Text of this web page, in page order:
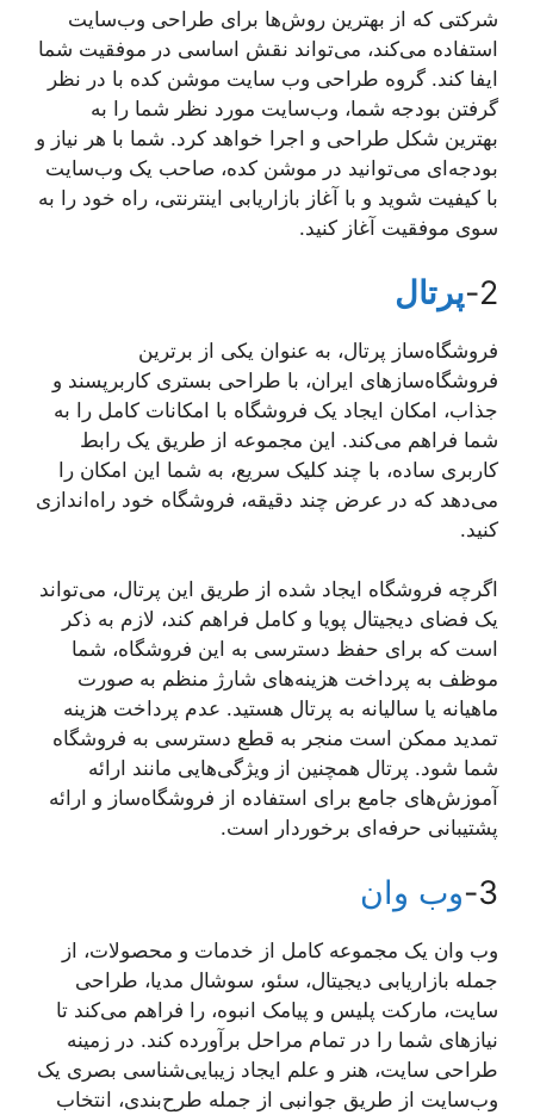
شرکتی که از بهترین روش‌ها برای طراحی وب‌سایت
استفاده می‌کند، می‌تواند نقش اساسی در موفقیت شما
ایفا کند. گروه طراحی وب سایت موشن کده با در نظر
گرفتن بودجه شما، وب‌سایت مورد نظر شما را به
بهترین شکل طراحی و اجرا خواهد کرد. شما با هر نیاز و
بودجه‌ای می‌توانید در موشن کده، صاحب یک وب‌سایت
با کیفیت شوید و با آغاز بازاریابی اینترنتی، راه خود را به
سوی موفقیت آغاز کنید.
2- پرتال
فروشگاه‌ساز پرتال، به عنوان یکی از برترین
فروشگاه‌سازهای ایران، با طراحی بستری کاربرپسند و
جذاب، امکان ایجاد یک فروشگاه با امکانات کامل را به
شما فراهم می‌کند. این مجموعه از طریق یک رابط
کاربری ساده، با چند کلیک سریع، به شما این امکان را
می‌دهد که در عرض چند دقیقه، فروشگاه خود راه‌اندازی
کنید.
اگرچه فروشگاه ایجاد شده از طریق این پرتال، می‌تواند
یک فضای دیجیتال پویا و کامل فراهم کند، لازم به ذکر
است که برای حفظ دسترسی به این فروشگاه، شما
موظف به پرداخت هزینه‌های شارژ منظم به صورت
ماهیانه یا سالیانه به پرتال هستید. عدم پرداخت هزینه
تمدید ممکن است منجر به قطع دسترسی به فروشگاه
شما شود. پرتال همچنین از ویژگی‌هایی مانند ارائه
آموزش‌های جامع برای استفاده از فروشگاه‌ساز و ارائه
پشتیبانی حرفه‌ای برخوردار است.
3- وب وان
وب وان یک مجموعه کامل از خدمات و محصولات، از
جمله بازاریابی دیجیتال، سئو، سوشال مدیا، طراحی
سایت، مارکت پلیس و پیامک انبوه، را فراهم می‌کند تا
نیازهای شما را در تمام مراحل برآورده کند. در زمینه
طراحی سایت، هنر و علم ایجاد زیبایی‌شناسی بصری یک
وب‌سایت از طریق جوانبی از جمله طرح‌بندی، انتخاب